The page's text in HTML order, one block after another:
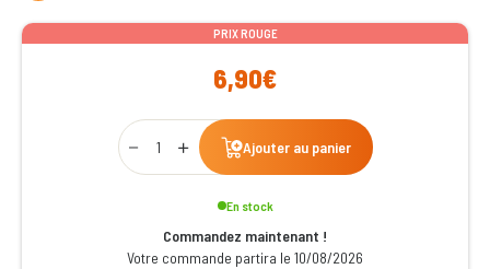
PRIX ROUGE
6,90€
Qty
Ajouter au panier
En stock
Commandez maintenant !
Votre commande partira le 10/08/2026